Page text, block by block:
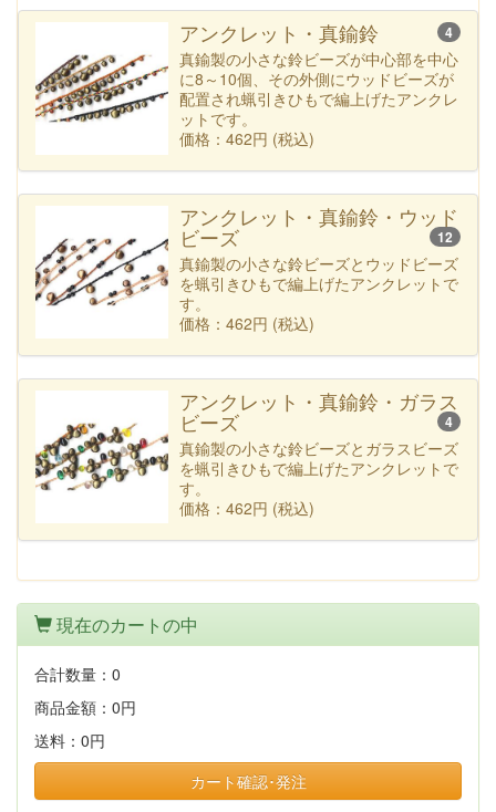
アンクレット・真鍮鈴 4
真鍮製の小さな鈴ビーズが中心部を中心
に8～10個、その外側にウッドビーズが
配置され蝋引きひもで編上げたアンクレ
ットです。
価格：462円 (税込)
アンクレット・真鍮鈴・ウッド
ビーズ 12
真鍮製の小さな鈴ビーズとウッドビーズ
を蝋引きひもで編上げたアンクレットで
す。
価格：462円 (税込)
アンクレット・真鍮鈴・ガラス
ビーズ 4
真鍮製の小さな鈴ビーズとガラスビーズ
を蝋引きひもで編上げたアンクレットで
す。
価格：462円 (税込)
現在のカートの中
合計数量： 0
商品金額： 0円
送料： 0円
カート確認･発注